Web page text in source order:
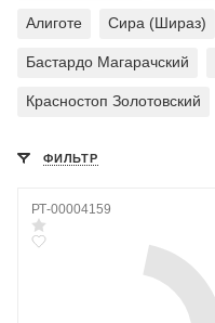
Алиготе Сира (Шираз)
Бастардо Магарачский
Красностоп Золотовский
ФИЛЬТР
РТ-00004159